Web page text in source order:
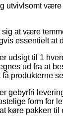
utvivlsomt
at være
essentielt
udsigt til 1
ud fra at
produkterne
gebyrfri
form for
køre pakken til